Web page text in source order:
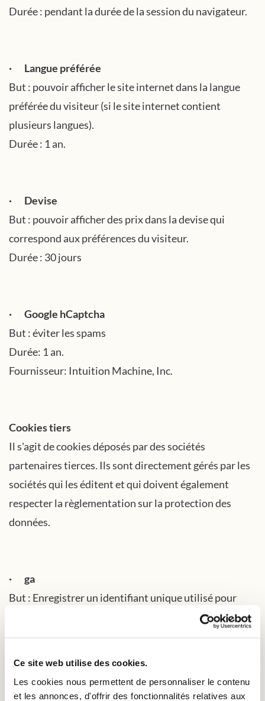
Ce site web utilise des cookies.
Les cookies nous permettent de personnaliser le contenu
et les annonces, d'offrir des fonctionnalités relatives aux
Durée : pendant la durée de la session du navigateur.
· Langue préférée
But : pouvoir afficher le site internet dans la langue
préférée du visiteur (si le site internet contient
plusieurs langues).
Durée : 1 an.
· Devise
But : pouvoir afficher des prix dans la devise qui
correspond aux préférences du visiteur.
Durée : 30 jours
· Google hCaptcha
But : éviter les spams
Durée: 1 an.
Fournisseur: Intuition Machine, Inc.
Cookies tiers
Il s'agit de cookies déposés par des sociétés
partenaires tierces. Ils sont directement gérés par les
sociétés qui les éditent et qui doivent également
respecter la règlementation sur la protection des
données.
· ga
But : Enregistrer un identifiant unique utilisé pour
générer des données statistiques sur la façon dont le
visiteur utilise le site internet.